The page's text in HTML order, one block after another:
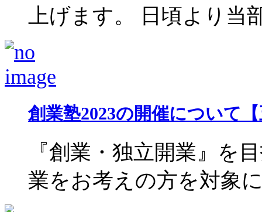
上げます。 日頃より当
創業塾2023の開催について
『創業・独立開業』を
業をお考えの方を対象